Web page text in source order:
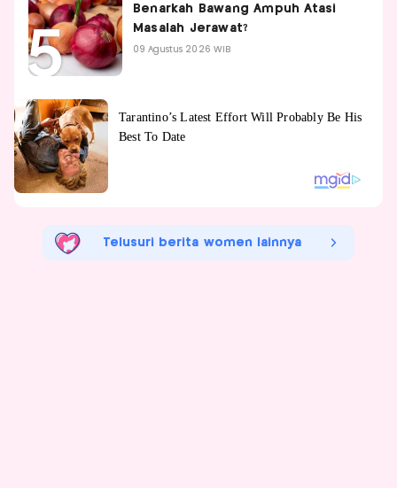
Benarkah Bawang Ampuh Atasi
Masalah Jerawat?
09 Agustus 2026 WIB
Telusuri berita women lainnya